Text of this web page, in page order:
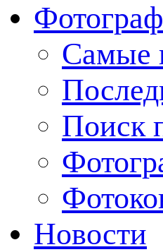
Cамые
Поиск
Новости